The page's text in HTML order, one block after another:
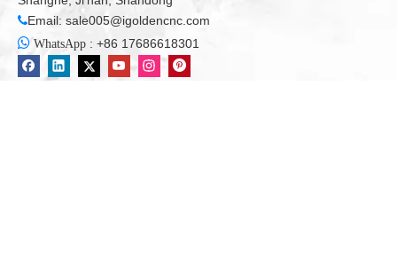
Email: sale005@igoldencnc.com
 WhatsApp : +86 17686618301